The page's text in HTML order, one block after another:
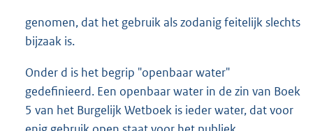
genomen, dat het gebruik als zodanig feitelijk slechts
bijzaak is.
Onder d is het begrip "openbaar water"
gedefinieerd. Een openbaar water in de zin van Boek
5 van het Burgelijk Wetboek is ieder water, dat voor